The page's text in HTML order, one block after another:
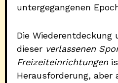
untergegangenen
Die Wiederentdeckung
dieser verlassenen
Freizeiteinrichtungen
Herausforderung, aber